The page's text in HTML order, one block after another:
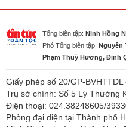
Tổng biên tập: Ninh Hồng
Phó Tổng biên tập: Nguyễn
Phạm Thuỳ Hương, Đinh
Giấy phép số 20/GP-
Trụ sở chính: Số 5 Lý Thường
Điện thoại: 024.38248605/
Phòng đại diện tại Thành phố